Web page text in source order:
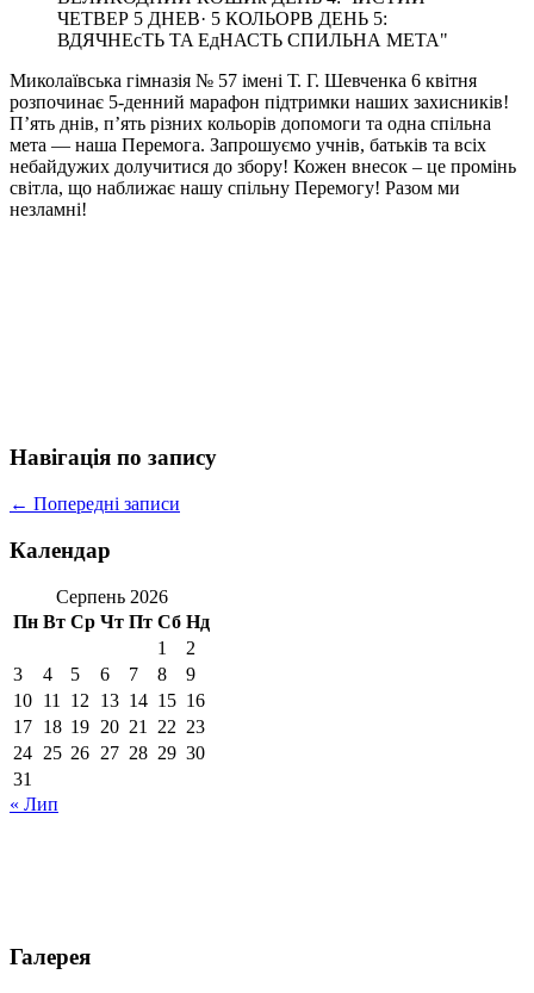
Миколаївська гімназія № 57 імені Т. Г. Шевченка 6 квітня
розпочинає 5-денний марафон підтримки наших захисників!
П’ять днів, п’ять різних кольорів допомоги та одна спільна
мета — наша Перемога. Запрошуємо учнів, батьків та всіх
небайдужих долучитися до збору! Кожен внесок – це промінь
світла, що наближає нашу спільну Перемогу! Разом ми
незламні!
Навігація по запису
← Попередні записи
Календар
Серпень 2026
Пн Вт Ср Чт Пт Сб Нд
1
2
3
4 5 6 7 8
9
10 11 12 13 14 15 16
17 18 19 20 21 22 23
24 25 26 27 28 29 30
31
« Лип
Галерея